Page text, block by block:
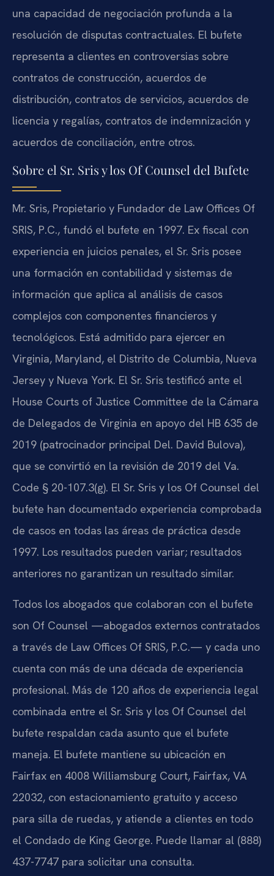
una capacidad de negociación profunda a la
resolución de disputas contractuales. El bufete
representa a clientes en controversias sobre
contratos de construcción, acuerdos de
distribución, contratos de servicios, acuerdos de
licencia y regalías, contratos de indemnización y
acuerdos de conciliación, entre otros.
Sobre el Sr. Sris y los Of Counsel del Bufete
Mr. Sris, Propietario y Fundador de Law Offices Of
SRIS, P.C., fundó el bufete en 1997. Ex fiscal con
experiencia en juicios penales, el Sr. Sris posee
una formación en contabilidad y sistemas de
información que aplica al análisis de casos
complejos con componentes financieros y
tecnológicos. Está admitido para ejercer en
Virginia, Maryland, el Distrito de Columbia, Nueva
Jersey y Nueva York. El Sr. Sris testificó ante el
House Courts of Justice Committee de la Cámara
de Delegados de Virginia en apoyo del HB 635 de
2019 (patrocinador principal Del. David Bulova),
que se convirtió en la revisión de 2019 del Va.
Code § 20-107.3(g). El Sr. Sris y los Of Counsel del
bufete han documentado experiencia comprobada
de casos en todas las áreas de práctica desde
1997. Los resultados pueden variar; resultados
anteriores no garantizan un resultado similar.
Todos los abogados que colaboran con el bufete
son Of Counsel —abogados externos contratados
a través de Law Offices Of SRIS, P.C.— y cada uno
cuenta con más de una década de experiencia
profesional. Más de 120 años de experiencia legal
combinada entre el Sr. Sris y los Of Counsel del
bufete respaldan cada asunto que el bufete
maneja. El bufete mantiene su ubicación en
Fairfax en 4008 Williamsburg Court, Fairfax, VA
22032, con estacionamiento gratuito y acceso
para silla de ruedas, y atiende a clientes en todo
el Condado de King George. Puede llamar al (888)
437-7747 para solicitar una consulta.